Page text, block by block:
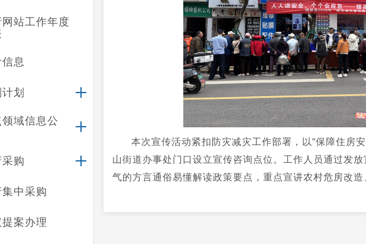
站工作年度
息
划
域信息公
购
中采购
案办理
本次宣传活动紧扣防灾减灾工作部署，以“保障住房
山街道办事处门口设立宣传咨询点位。工作人员通过发
气的方言通俗易懂解读政策要点，重点宣讲农村危房改
众释疑解惑、精准普及惠民政策。